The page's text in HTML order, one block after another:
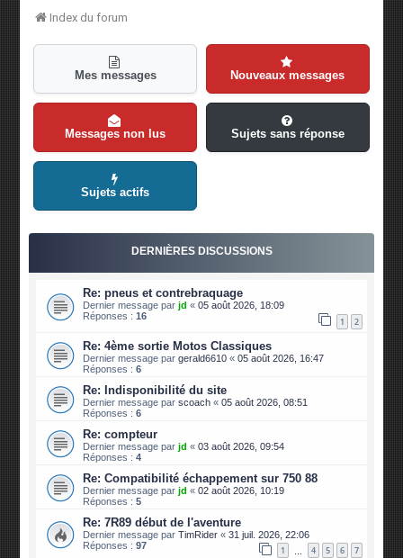
Index du forum
Mes messages Nouveaux messages
Messages non lus Sujets sans réponse
Sujets actifs
DERNIÈRES DISCUSSIONS
Re: pneus et contrebraquage
Dernier message parjd «05 août 2026, 18:09
Réponses :16 1 2
Re: 4ème sortie Motos Classiques
Dernier message pargerald6610 «05 août 2026, 16:47
Réponses :6
Re: Indisponibilité du site
Dernier message parscoach «05 août 2026, 08:51
Réponses :6
Re: compteur
Dernier message parjd «03 août 2026, 09:54
Réponses :4
Re: Compatibilité échappement sur 750 88
Dernier message parjd «02 août 2026, 10:19
Réponses :5
Re: 7R89 début de l'aventure
Dernier message parTimRider «31 juil. 2026, 22:06
Réponses :97 1 4 5 6 7